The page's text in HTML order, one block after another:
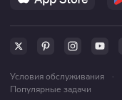
Условия обслуживания ·
Популярные задачи